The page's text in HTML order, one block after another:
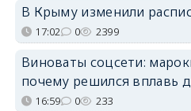
В Крыму изменили
17:02 0 2399
Виноваты соцсети:
почему решился вплавь
16:59 0 233